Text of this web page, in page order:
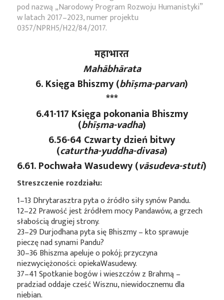
pod nazwą „Narodowy Program Rozwoju Humanistyki”
w latach 2017–2023, numer projektu
0357/NPRH5/H22/84/2017.
महाभारत
Mahābhārata
6. Księga Bhiszmy (bhīṣma-parvan)
***
6.41-117 Księga pokonania Bhiszmy
(bhīṣma-vadha)
6.56-64 Czwarty dzień bitwy
(caturtha-yuddha-divasa)
6.61. Pochwała Wasudewy (vāsudeva-stuti)
Streszczenie rozdziału:
1–13 Dhrytarasztra pyta o źródło siły synów Pandu.
12–22 Prawość jest źródłem mocy Pandawów, a grzech
słabością drugiej strony.
23–29 Durjodhana pyta się Bhiszmy – kto sprawuje
pieczę nad synami Pandu?
30–36 Bhiszma apeluje o pokój; przyczyna
niezwyciężoności: opiekaWasudewy.
37–41 Spotkanie bogów i wieszczów z Brahmą –
pradziad oddaje cześć Wisznu, niewidocznemu dla
niebian.